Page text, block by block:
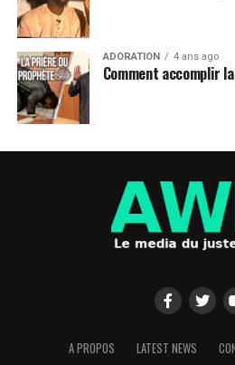
ADORATION 4 ans ago
Comment accomplir
A PROPOS LATEST NEWS